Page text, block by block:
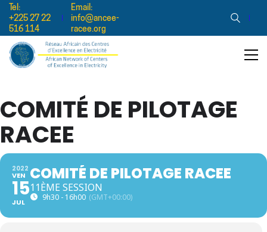
Tel:
+225 27 22
516 114
Email:
info@ancee-
racee.org
COMITÉ DE PILOTAGE
RACEE
2022
VEN
15
JUL
COMITÉ DE PILOTAGE RACEE
11ÈME SESSION
9h30 - 16h00 (GMT+00:00)